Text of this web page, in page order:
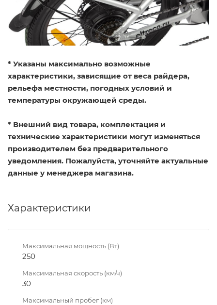
* Указаны максимально возможные
характеристики, зависящие от веса райдера,
рельефа местности, погодных условий и
температуры окружающей среды.
* Внешний вид товара, комплектация и
технические характеристики могут изменяться
производителем без предварительного
уведомления. Пожалуйста, уточняйте актуальные
данные у менеджера магазина.
Характеристики
Максимальная мощность (Вт)
250
Максимальная скорость (км/ч)
30
Максимальный пробег (км)